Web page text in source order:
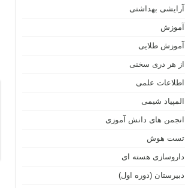
آرایشی بهداشتی
آموزش
آموزش طلایی
از هر دری سخنی
اطلاعات علمی
المپیاد شیمی
انجمن های دانش آموزی
تست هوش
داروسازی هسته ای
دبیرستان (دوره اول)